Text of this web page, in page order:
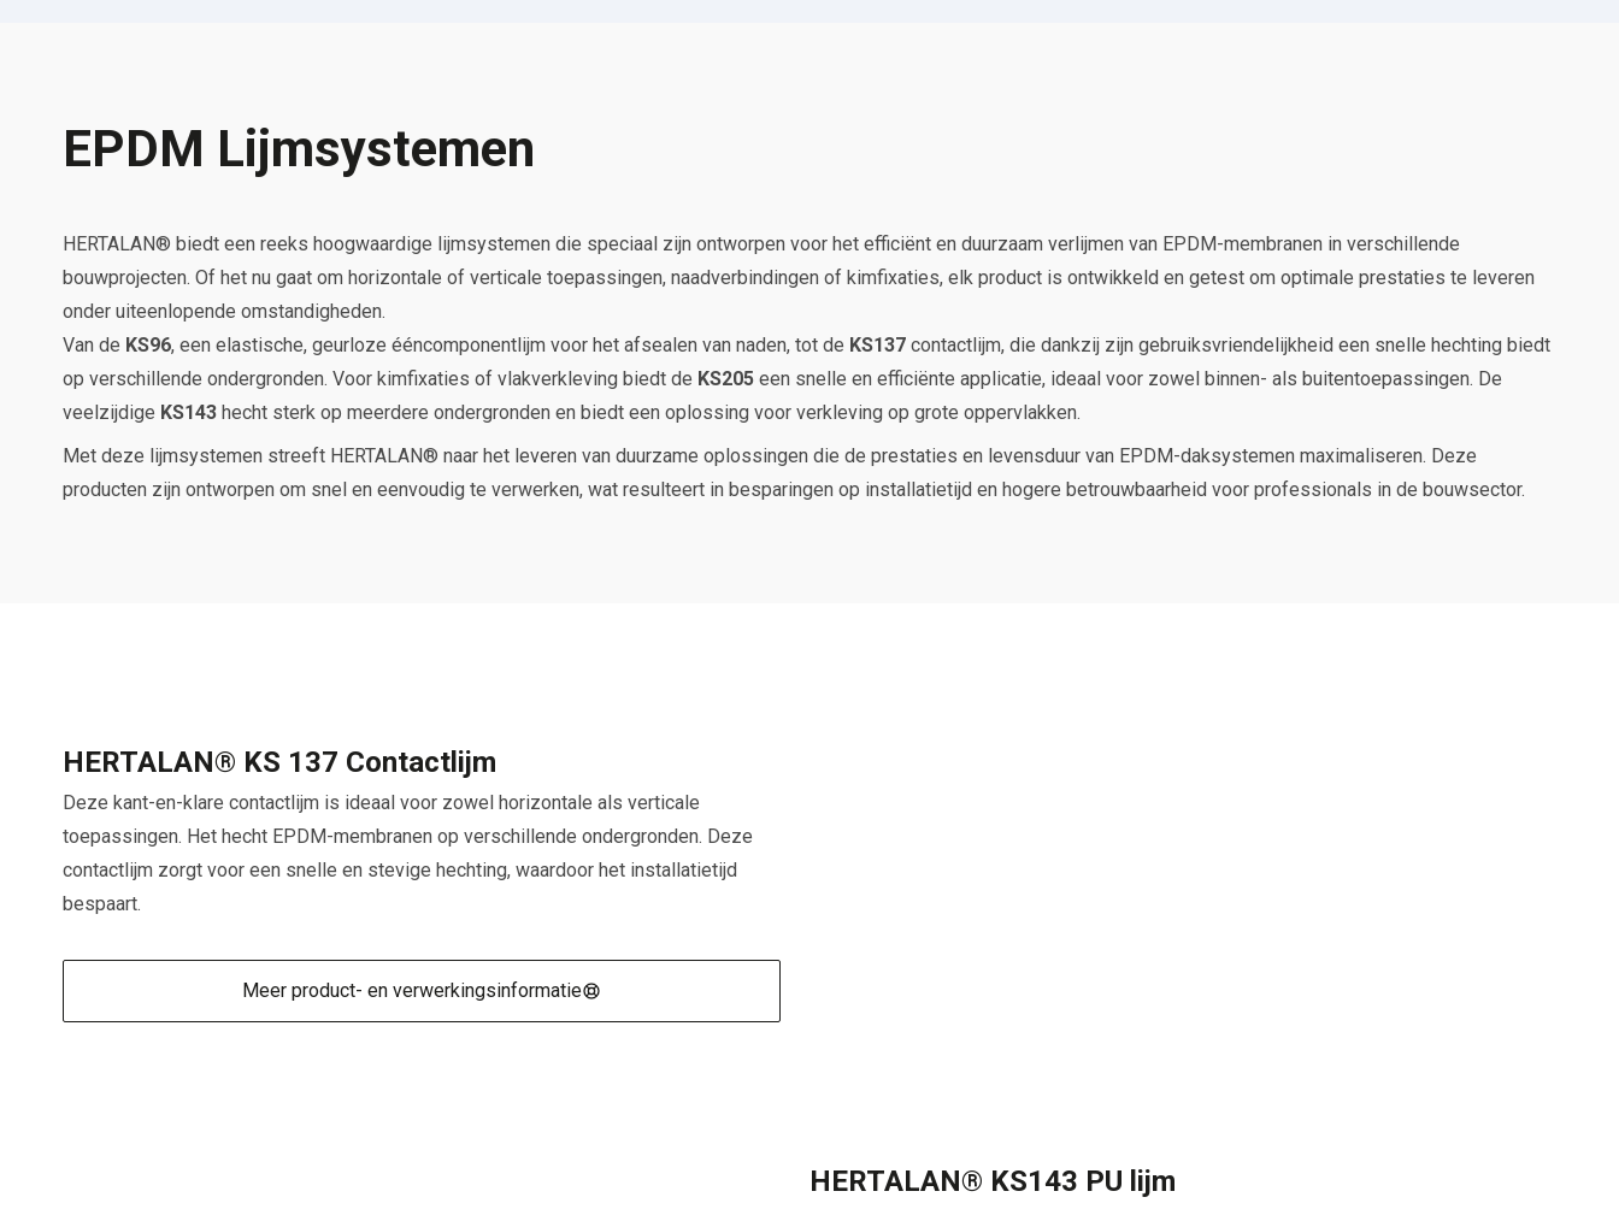
EPDM Lijmsystemen
HERTALAN® biedt een reeks hoogwaardige lijmsystemen die speciaal zijn ontworpen voor het efficiënt en duurzaam verlijmen van EPDM-membranen in verschillende
bouwprojecten. Of het nu gaat om horizontale of verticale toepassingen, naadverbindingen of kimfixaties, elk product is ontwikkeld en getest om optimale prestaties te leveren
onder uiteenlopende omstandigheden.
Van de KS96, een elastische, geurloze ééncomponentlijm voor het afsealen van naden, tot de KS137 contactlijm, die dankzij zijn gebruiksvriendelijkheid een snelle hechting biedt
op verschillende ondergronden. Voor kimfixaties of vlakverkleving biedt de KS205 een snelle en efficiënte applicatie, ideaal voor zowel binnen- als buitentoepassingen. De
veelzijdige KS143 hecht sterk op meerdere ondergronden en biedt een oplossing voor verkleving op grote oppervlakken.
Met deze lijmsystemen streeft HERTALAN® naar het leveren van duurzame oplossingen die de prestaties en levensduur van EPDM-daksystemen maximaliseren. Deze
producten zijn ontworpen om snel en eenvoudig te verwerken, wat resulteert in besparingen op installatietijd en hogere betrouwbaarheid voor professionals in de bouwsector.
HERTALAN® KS 137 Contactlijm
Deze kant-en-klare contactlijm is ideaal voor zowel horizontale als verticale
toepassingen. Het hecht EPDM-membranen op verschillende ondergronden. Deze
contactlijm zorgt voor een snelle en stevige hechting, waardoor het installatietijd
bespaart.
Meer product- en verwerkingsinformatie
HERTALAN® KS143 PU lijm